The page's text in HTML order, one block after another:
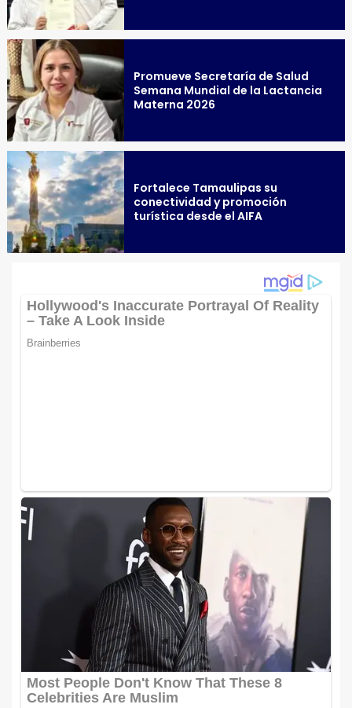
Promueve Secretaría de Salud
Semana Mundial de la Lactancia
Materna 2026
Fortalece Tamaulipas su
conectividad y promoción
turística desde el AIFA